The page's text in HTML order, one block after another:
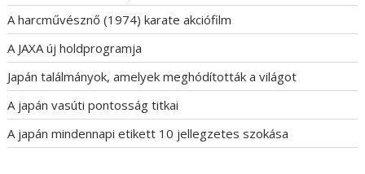
A harcművésznő (1974) karate akciófilm
A JAXA új holdprogramja
Japán találmányok, amelyek meghódították a világot
A japán vasúti pontosság titkai
A japán mindennapi etikett 10 jellegzetes szokása